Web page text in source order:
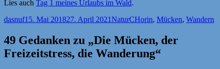
Lies auch Tag 1 meines Urlaubs im Wald.
Autor
dasnufVeröffentlicht
15. Mai 201827. April 2021Kategorien
NaturSchlagwörter
CHorin, Mücken, Wandern
49 Gedanken zu „Die Mücken, der
Freizeitstress, die Wanderung“